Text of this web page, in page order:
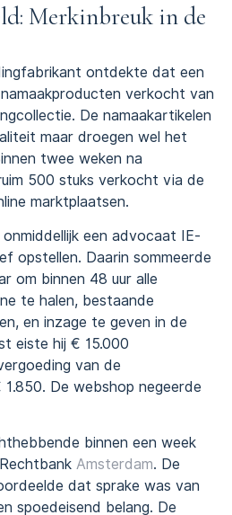
Merkinbreuk in de
ontdekte dat een
verkocht van
De namaakartikelen
maar droegen wel het
twee weken na
500 stuks verkocht via de
marktplaatsen.
een advocaat IE-
opstellen. Daarin sommeerde
om binnen 48 uur alle
te halen, bestaande
en inzage te geven in de
eiste hij € 15.000
van de
De webshop negeerde
binnen een week
Amsterdam. De
dat sprake was van
spoedeisend belang. De